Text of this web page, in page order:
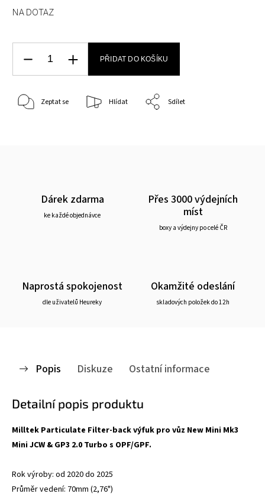
NA DOTAZ
PŘIDAT DO KOŠÍKU
Zeptat se Hlídat Sdílet
Dárek zdarma
ke každé objednávce
Přes 3000 výdejních
míst
boxy a výdejny po celé ČR
Naprostá spokojenost
dle uživatelů Heureky
Okamžité odeslání
skladových položek do 12h
Popis Diskuze Ostatní informace
Detailní popis produktu
Milltek Particulate Filter-back výfuk pro vůz New Mini Mk3
Mini JCW & GP3 2.0 Turbo s OPF/GPF.
Rok výroby: od 2020 do 2025
Průměr vedení: 70mm (2,76")